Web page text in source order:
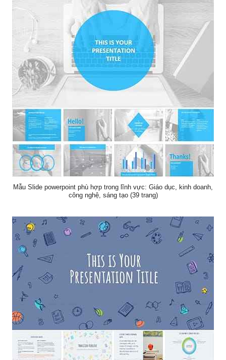
Mẫu Slide powerpoint phù hợp trong lĩnh vực: Giáo dục, kinh doanh,
công nghệ, sáng tạo (39 trang)